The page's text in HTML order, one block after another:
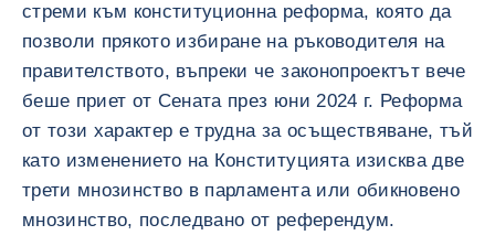
стреми към конституционна реформа, която да
позволи прякото избиране на ръководителя на
правителството, въпреки че законопроектът вече
беше приет от Сената през юни 2024 г. Реформа
от този характер е трудна за осъществяване, тъй
като изменението на Конституцията изисква две
трети мнозинство в парламента или обикновено
мнозинство, последвано от референдум.